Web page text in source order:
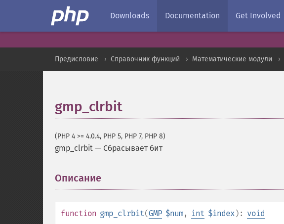
Downloads Documentation Get Involved
Предисловие Справочник функций Математические модули
gmp_clrbit
(PHP 4 >= 4.0.4, PHP 5, PHP 7, PHP 8)
gmp_clrbit — Сбрасывает бит
Описание
function gmp_clrbit(GMP $num, int $index): void